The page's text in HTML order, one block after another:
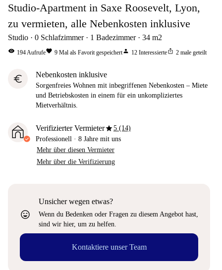
Studio-Apartment in Saxe Roosevelt, Lyon,
zu vermieten, alle Nebenkosten inklusive
Studio 0 Schlafzimmer 1 Badezimmer 34 m2
visibility 194Aufrufefavorite 9 Mal als Favorit gespeichertperson 12 Interessierteios_share 2 male geteilt
euro Nebenkosten inklusive
Sorgenfreies Wohnen mit inbegriffenen Nebenkosten – Miete
und Betriebskosten in einem für ein unkompliziertes
Mietverhältnis.
Verifizierter Vermieterstar5 (14)
Professionell · 8 Jahre mit uns
Mehr über diesen Vermieter
Mehr über die Verifizierung
sentiment_very_satisfied
Unsicher wegen etwas?
Wenn du Bedenken oder Fragen zu diesem Angebot hast,
sind wir hier, um zu helfen.
Kontaktiere unser Team